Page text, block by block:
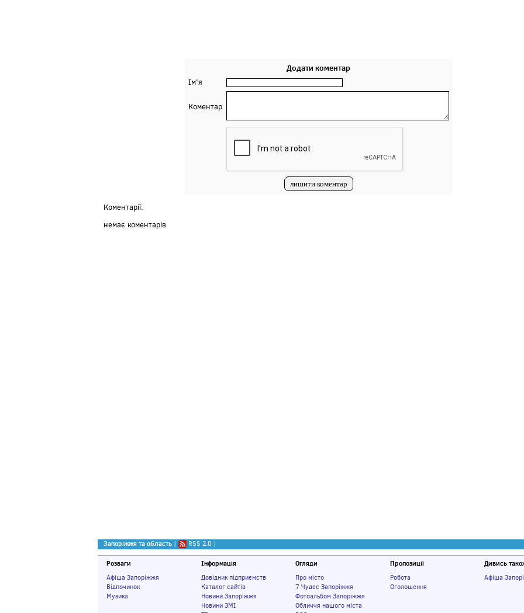
Додати коментар
Ім'я
Коментар
Коментарії:
немає коментарів
Запоріжжя та область | RSS 2.0 |
Розваги
Афіша Запоріжжя
Відпочинок
Музика
Інформація
Довідник підприємств
Каталог сайтів
Новини Запоріжжя
Новини ЗМІ
Огляди
Про місто
7 Чудес Запоріжжя
Фотоальбом Запоріжжя
Обличчя нашого міста
Пропозиції
Робота
Оголошення
Дивись
Афіша